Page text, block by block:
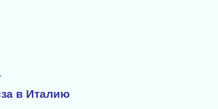
.
в Италию